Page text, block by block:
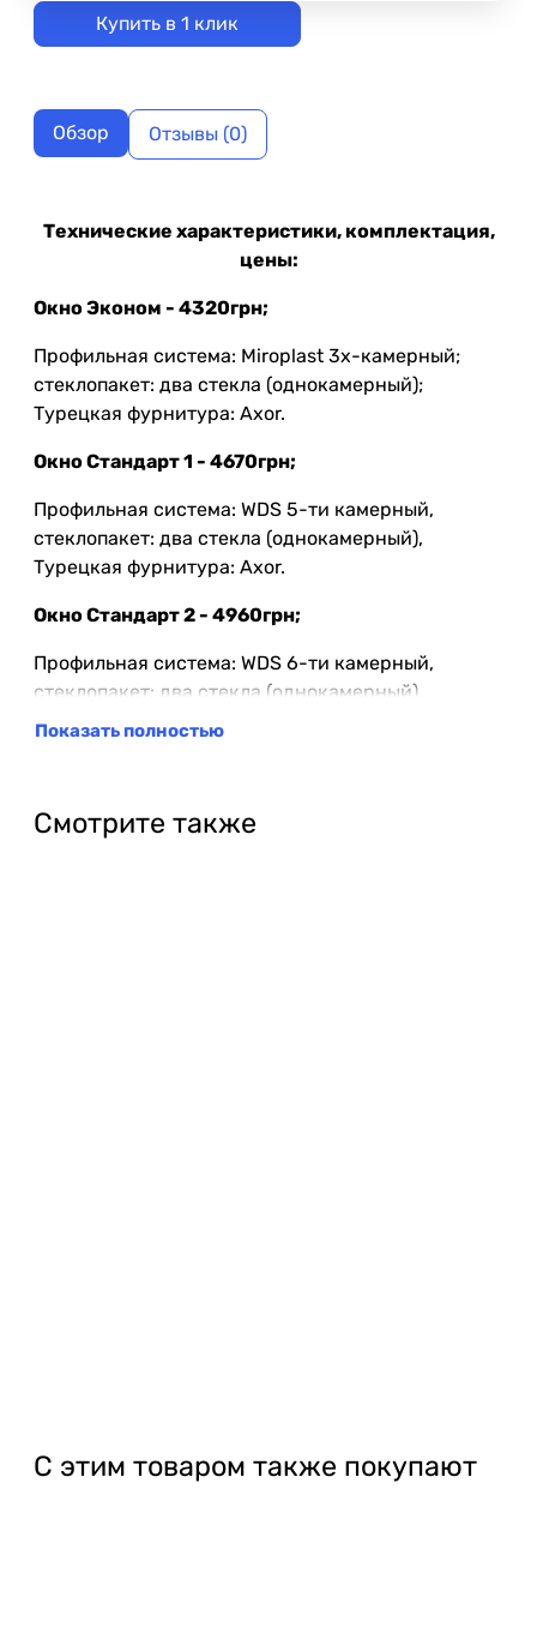
Купить в 1 клик
Обзор Отзывы (0)
Технические характеристики, комплектация,
цены:
Окно Эконом - 4320грн;
Профильная система: Miroplast 3х-камерный;
стеклопакет: два стекла (однокамерный);
Турецкая фурнитура: Axor.
Окно Стандарт 1 - 4670грн;
Профильная система: WDS 5-ти камерный,
стеклопакет: два стекла (однокамерный),
Турецкая фурнитура: Axor.
Окно Стандарт 2 - 4960грн;
Профильная система: WDS 6-ти камерный,
стеклопакет: два стекла (однокамерный),
Турецкая фурнитура: Axor.
Профильная система: WDS 7-ми камерный,
стеклопакет: два стекла (однокамерный),
Показать полностью
Смотрите также
С этим товаром также покупают